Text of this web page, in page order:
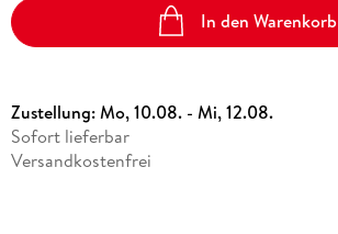
In den Warenkorb
Zustellung:Mo, 10.08. - Mi, 12.08.
Sofort lieferbar
Versandkostenfrei